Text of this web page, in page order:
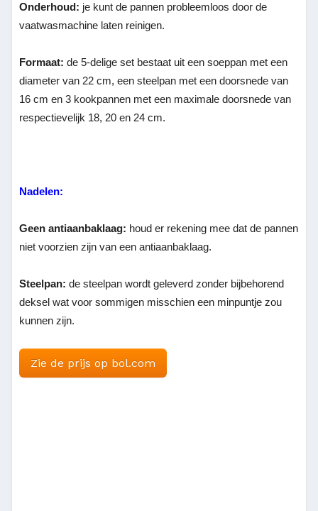
Onderhoud: je kunt de pannen probleemloos door de
vaatwasmachine laten reinigen.
Formaat:de 5-delige set bestaat uit een soeppan met een
diameter van 22 cm, een steelpan met een doorsnede van
16 cm en 3 kookpannen met een maximale doorsnede van
respectievelijk 18, 20 en 24 cm.
Nadelen:
Geen antiaanbaklaag: houd er rekening mee dat de pannen
niet voorzien zijn van een antiaanbaklaag.
Steelpan:de steelpan wordt geleverd zonder bijbehorend
deksel wat voor sommigen misschien een minpuntje zou
kunnen zijn.
Zie de prijs op bol.com